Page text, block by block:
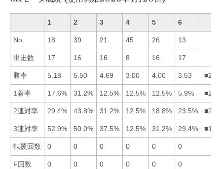
1 2 3 4 5 6
No. 18 39 21 45 26 13
出走数 17 16 16 8 16 17
勝率 5.18 5.50 4.69 3.00 4.00 3.53
1着率 17.6% 31.2% 12.5% 12.5% 12.5% 5.9%
2連対率 29.4% 43.8% 31.2% 12.5% 18.8% 23.5%
3連対率 52.9% 50.0% 37.5% 12.5% 31.2% 29.4%
転覆回数 0 0 0 0 0 0
F回数 0 0 0 0 0 0